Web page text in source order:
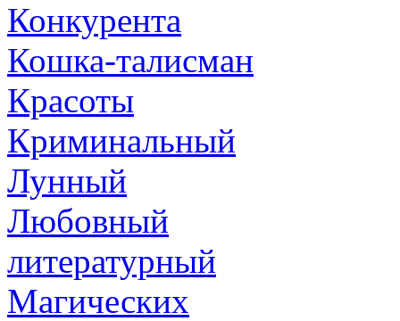
Конкурента
Кошка-талисман
Красоты
Криминальный
Лунный
Любовный
литературный
Магических